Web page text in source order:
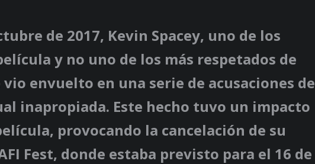
de 2017, Kevin Spacey, uno de los
y no uno de los más respetados de
envuelto en una serie de acusaciones de
inapropiada. Este hecho tuvo un impacto
provocando la cancelación de su
Fest, donde estaba previsto para el 16 de